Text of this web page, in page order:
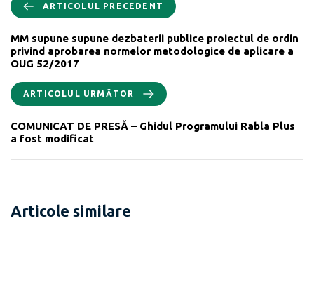
ARTICOLUL PRECEDENT
MM supune supune dezbaterii publice proiectul de ordin
privind aprobarea normelor metodologice de aplicare a
OUG 52/2017
ARTICOLUL URMĂTOR
COMUNICAT DE PRESĂ – Ghidul Programului Rabla Plus
a fost modificat
Articole similare